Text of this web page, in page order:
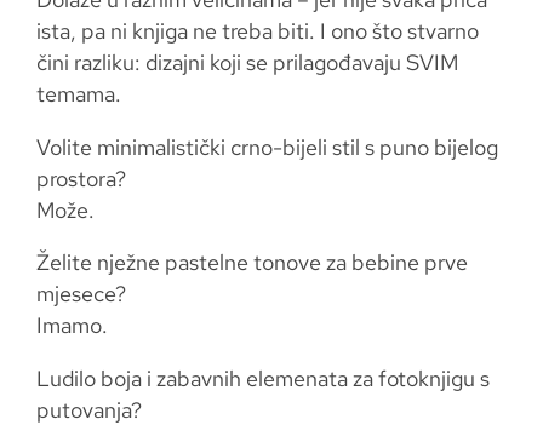
ista, pa ni knjiga ne treba biti. I ono što stvarno
čini razliku: dizajni koji se prilagođavaju SVIM
temama.
Volite minimalistički crno-bijeli stil s puno bijelog
prostora?
Može.
Želite nježne pastelne tonove za bebine prve
mjesece?
Imamo.
Ludilo boja i zabavnih elemenata za fotoknjigu s
putovanja?